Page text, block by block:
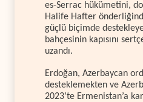
es-Serrac hükümetini,
Halife Hafter
güçlü biçimde
bahçesinin kapısını
uzandı.
Erdoğan, Azerbaycan
desteklemekten ve
2023’te Ermenistan’a